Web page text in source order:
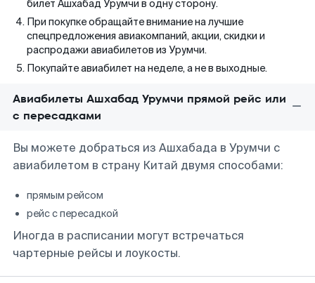
билет Ашхабад Урумчи в одну сторону.
При покупке обращайте внимание на лучшие
спецпредложения авиакомпаний, акции, скидки и
распродажи авиабилетов из Урумчи.
Покупайте авиабилет на неделе, а не в выходные.
Авиабилеты Ашхабад Урумчи прямой рейс или
с пересадками
Вы можете добраться из Ашхабада в Урумчи с
авиабилетом в страну Китай двумя способами:
прямым рейсом
рейс с пересадкой
Иногда в расписании могут встречаться
чартерные рейсы и лоукосты.